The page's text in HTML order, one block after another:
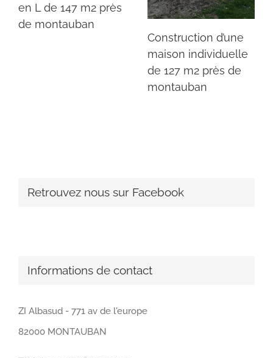
en L de 147 m2 près
de montauban
Construction d’une
maison individuelle
de 127 m2 près de
montauban
Retrouvez nous sur Facebook
Informations de contact
ZI Albasud - 771 av de l'europe
82000 MONTAUBAN